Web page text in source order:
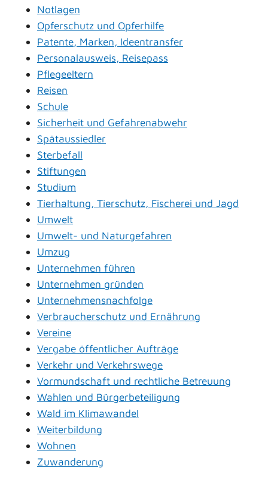
Notlagen
Opferschutz und Opferhilfe
Patente, Marken, Ideentransfer
Personalausweis, Reisepass
Pflegeeltern
Reisen
Schule
Sicherheit und Gefahrenabwehr
Spätaussiedler
Sterbefall
Stiftungen
Studium
Tierhaltung, Tierschutz, Fischerei und Jagd
Umwelt
Umwelt- und Naturgefahren
Umzug
Unternehmen führen
Unternehmen gründen
Unternehmensnachfolge
Verbraucherschutz und Ernährung
Vereine
Vergabe öffentlicher Aufträge
Verkehr und Verkehrswege
Vormundschaft und rechtliche Betreuung
Wahlen und Bürgerbeteiligung
Wald im Klimawandel
Weiterbildung
Wohnen
Zuwanderung